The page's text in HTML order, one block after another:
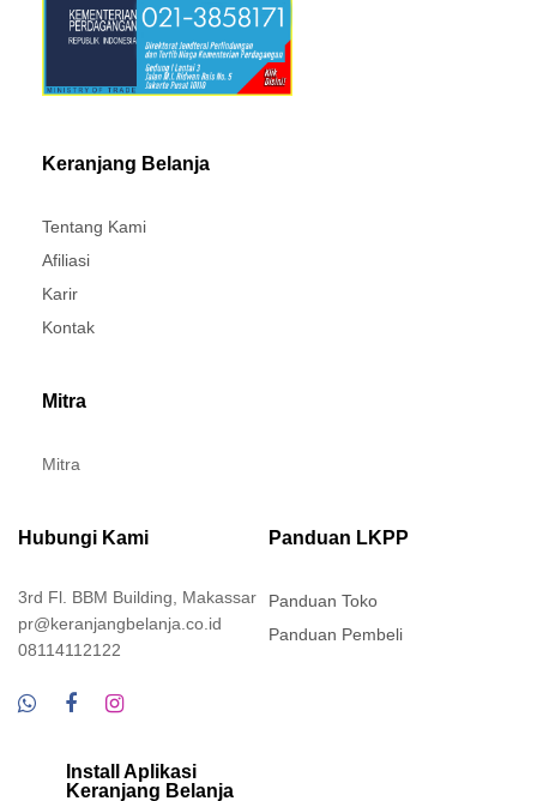
Keranjang Belanja
Tentang Kami
Afiliasi
Karir
Kontak
Mitra
Mitra
Hubungi Kami
3rd Fl. BBM Building, Makassar
pr@keranjangbelanja.co.id
08114112122
Panduan LKPP
Panduan Toko
Panduan Pembeli
Install Aplikasi
Keranjang Belanja